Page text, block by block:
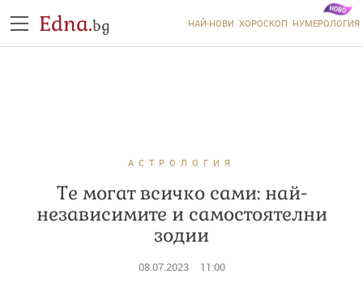
Edna.bg НАЙ-НОВИ ХОРОСКОП НУМЕРОЛОГИЯ
АСТРОЛОГИЯ
Те могат всичко сами: най-
независимите и самостоятелни
зодии
08.07.2023 11:00